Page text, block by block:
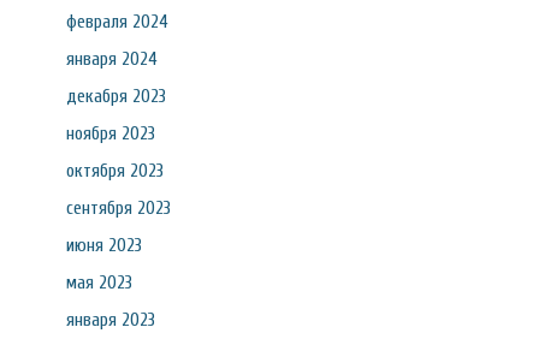
февраля 2024
января 2024
декабря 2023
ноября 2023
октября 2023
сентября 2023
июня 2023
мая 2023
января 2023